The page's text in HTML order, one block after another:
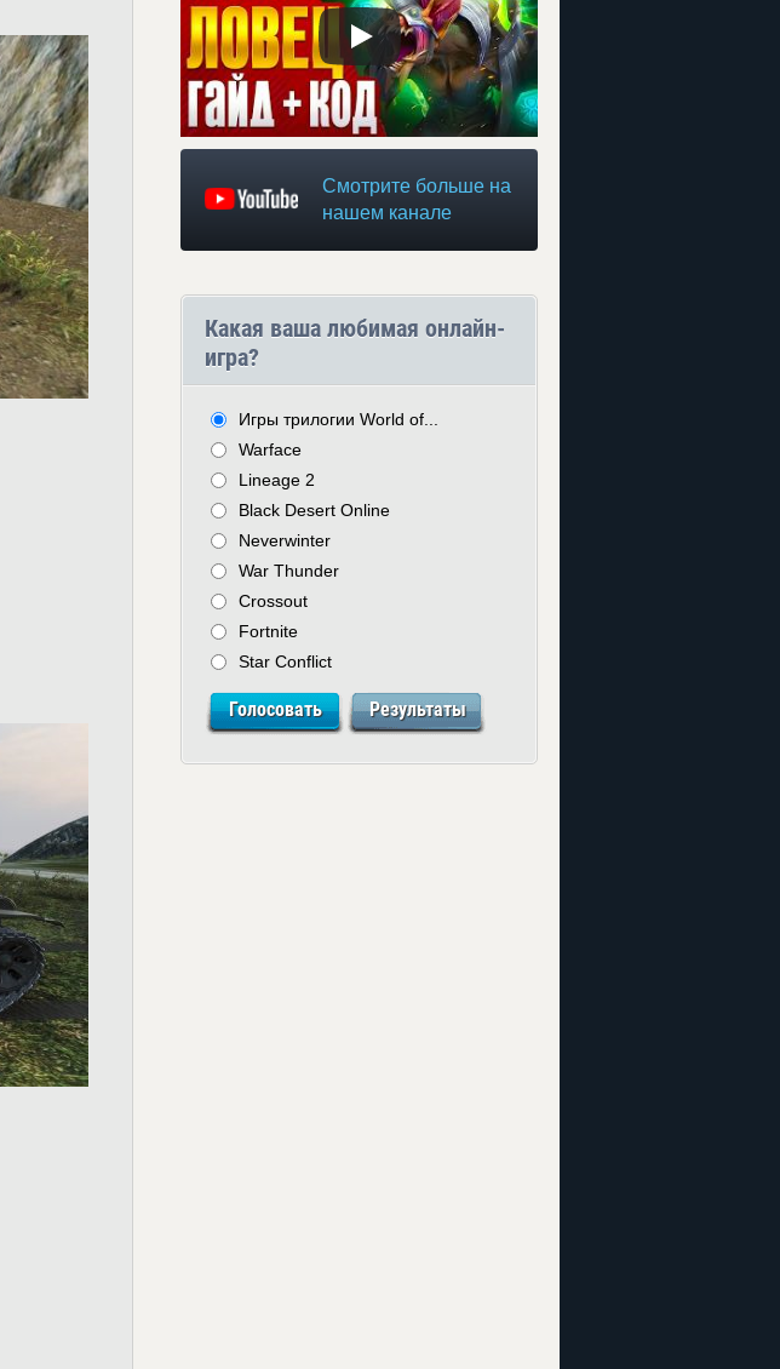
Смотрите больше на
нашем канале
Какая ваша любимая онлайн-
игра?
Игры трилогии World of...
Warface
Lineage 2
Black Desert Online
Neverwinter
War Thunder
Crossout
Fortnite
Star Conflict